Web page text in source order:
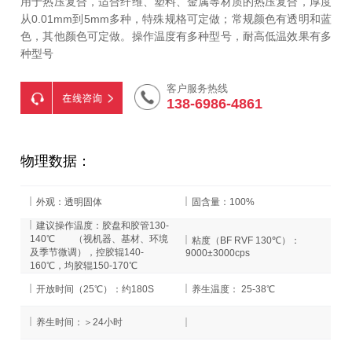
从0.01mm到5mm多种，特殊规格可定做；常规颜色有透明和蓝
色，其他颜色可定做。操作温度有多种型号，耐高低温效果有多
种型号
客户服务热线
138-6986-4861
物理数据：
外观：透明固体 固含量：100%
建议操作温度：胶盘和胶管130-
140℃ （视机器、基材、环境
及季节微调），控胶辊140-
160℃，均胶辊150-170℃
粘度（BF RVF 130℃）：
9000±3000cps
开放时间（25℃）：约180S 养生温度： 25-38℃
养生时间：＞24小时